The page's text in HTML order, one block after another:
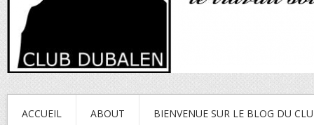
ACCUEIL ABOUT BIENVENUE SUR LE BLOG DU